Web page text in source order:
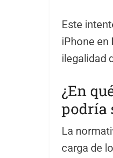
Este
iPhone en
ilegalidad
¿En
podría
La
carga de